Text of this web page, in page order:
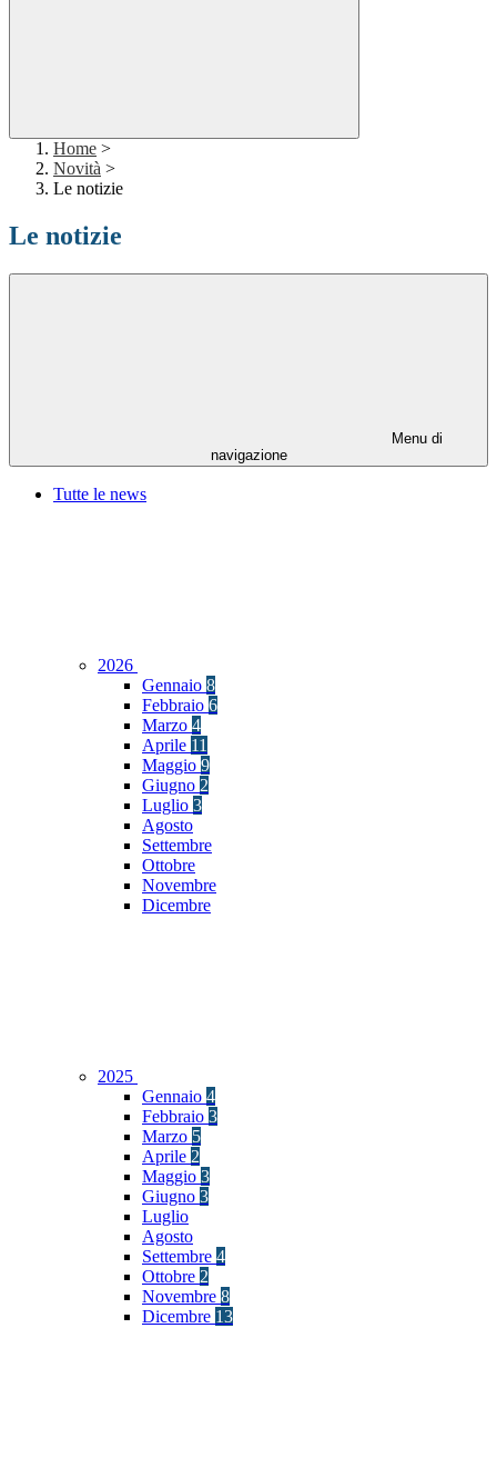
Home >
Novità >
Le notizie
Le notizie
Menu di
navigazione
Tutte le news
2026
Gennaio 8
Febbraio 6
Marzo 4
Aprile 11
Maggio 9
Giugno 2
Luglio 3
Agosto
Settembre
Ottobre
Novembre
Dicembre
2025
Gennaio 4
Febbraio 3
Marzo 5
Aprile 2
Maggio 3
Giugno 3
Luglio
Agosto
Settembre 4
Ottobre 2
Novembre 8
Dicembre 13